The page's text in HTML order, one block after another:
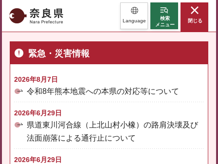
奈良県 Language
検索
メニュー
閉じる
緊急・災害情報
2026年8月7日
令和8年熊本地震への本県の対応等について
2026年6月29日
県道東川河合線（上北山村小橡）の路肩決壊及び
法面崩落による通行止について
2026年6月29日